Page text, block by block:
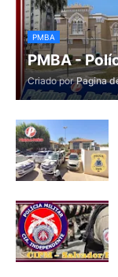
PMBA
PMBA -
Criado por Pagina